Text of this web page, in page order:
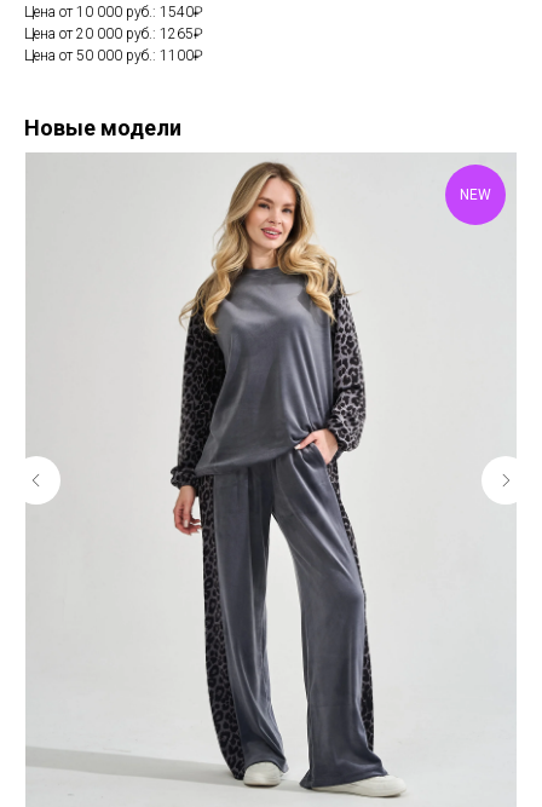
Цена от 10 000 руб.: 1540₽
Цена от 20 000 руб.: 1265₽
Цена от 50 000 руб.: 1100₽
Новые модели
NEW